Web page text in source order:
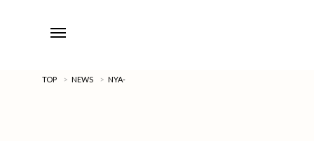
TOP > NEWS > NYA-